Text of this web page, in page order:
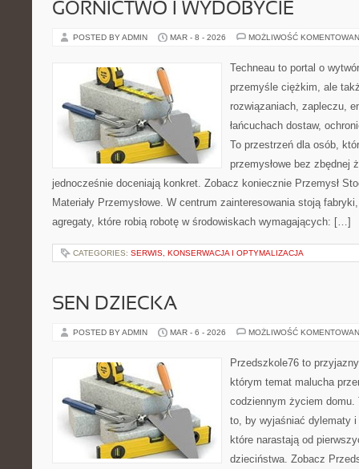
GÓRNICTWO I WYDOBYCIE
POSTED BY ADMIN MAR - 8 - 2026 MOŻLIWOŚĆ
Techneau to portal o
przemyśle ciężkim, ale
rozwiązaniach, zapleczu,
łańcuchach dostaw,
To przestrzeń dla osób,
przemysłowe bez zbędnej
jednocześnie doceniają konkret. Zobacz koniecznie Przemysł
Materiały Przemysłowe. W centrum zainteresowania stoją
agregaty, które robią robotę w środowiskach wymagających: […]
CATEGORIES: SERWIS, KONSERWACJA I OPTYMALIZACJA
SEN DZIECKA
POSTED BY ADMIN MAR - 6 - 2026 MOŻLIWOŚĆ
Przedszkole76 to
którym temat malucha
codziennym życiem domu.
to, by wyjaśniać dylematy
które narastają od
dzieciństwa. Zobacz